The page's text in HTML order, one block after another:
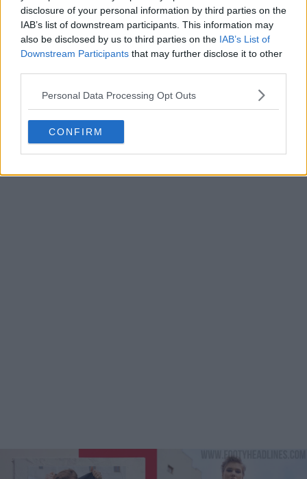
disclosure of your personal information by third parties on the
IAB’s list of downstream participants. This information may
also be disclosed by us to third parties on the IAB’s List of
Downstream Participants that may further disclose it to other
Personal Data Processing Opt Outs
CONFIRM
marca local como Keeza añade un giro fascinante a la
historia. Sin embargo, la política interna
(concretamente, las fricciones entre el propietario de
Keeza y un vicepresidente de la PZPN) podría
obstaculizar la candidatura local.